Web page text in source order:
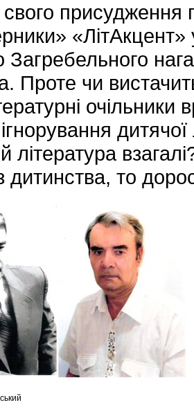
присудження
«ЛітАкцент»
Загребельного
Проте чи
ігнорування
література
дитинства, то